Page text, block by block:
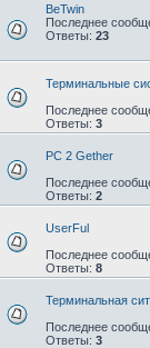
BeTwin
Последнее
Ответы: 23
Терминальные
Последнее
Ответы: 3
PC 2 Gether
Последнее
Ответы: 2
UserFul
Последнее
Ответы: 8
Терминальная
Последнее
Ответы: 3